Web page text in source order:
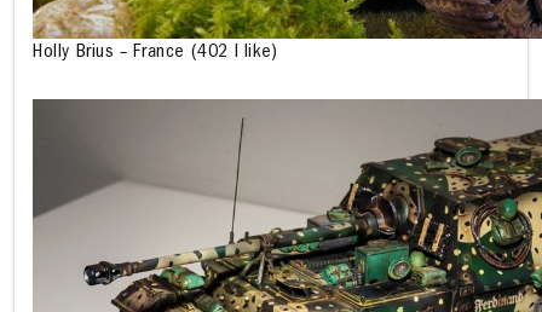
Holly Brius – France (402 I like)